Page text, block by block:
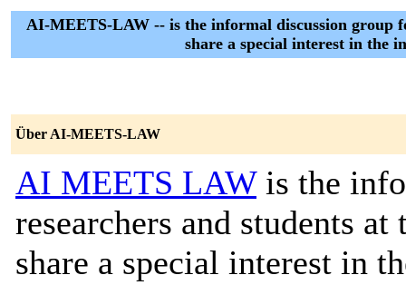
AI-MEETS-LAW -- is the informal discussion group
share a special interest in the
Über AI-MEETS-LAW
AI MEETS LAWis the
researchers and students
share a special interest in